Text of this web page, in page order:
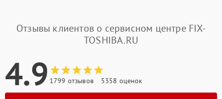
Отзывы клиентов о сервисном центре FIX-
TOSHIBA.RU
4.9 1799 отзывов 5358 оценок